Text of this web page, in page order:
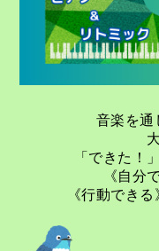
音楽を通
「できた！
《自分
《行動でき